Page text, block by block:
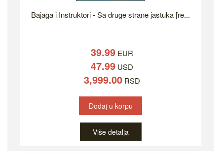
Bajaga i Instruktori - Sa druge strane jastuka [re...
39.99EUR
47.99USD
3,999.00RSD
Dodaj u korpu
Više detalja